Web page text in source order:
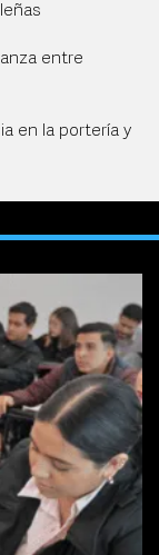
entre
en la portería y